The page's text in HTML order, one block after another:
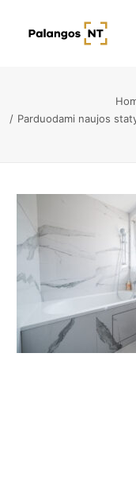
Pradžia
Žemės sklypai
Kontaktai
Parduodami naujos